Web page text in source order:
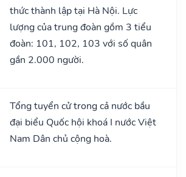
thức thành lập tại Hà Nội. Lực
lượng của trung đoàn gồm 3 tiểu
đoàn: 101, 102, 103 với số quân
gần 2.000 người.
Tổng tuyển cử trong cả nước bầu
đại biểu Quốc hội khoá I nước Việt
Nam Dân chủ cộng hoà.